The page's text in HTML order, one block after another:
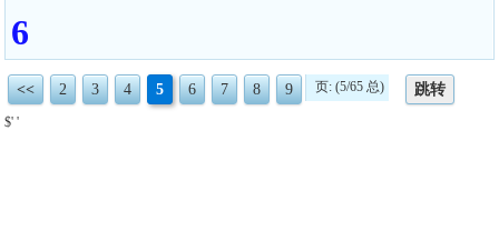
6
<< 2 3 4 5 6 7 8 9 页: (5/65 总) 跳转
$' '